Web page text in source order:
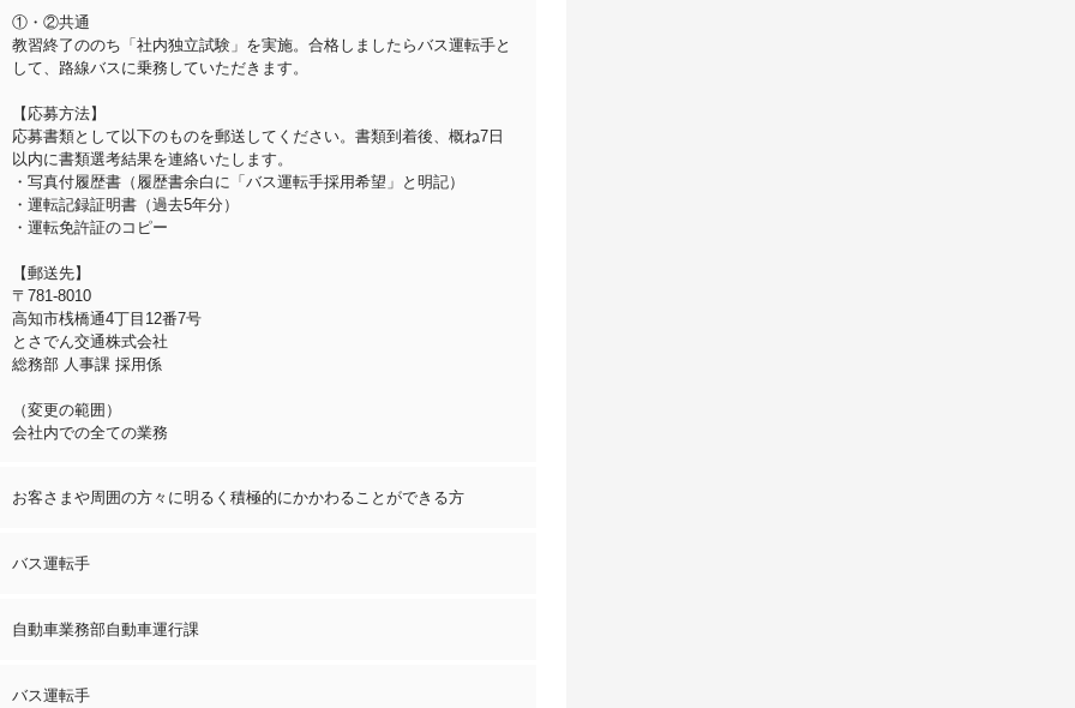
①・②共通
教習終了ののち「社内独立試験」を実施。合格しましたらバス運転手と
して、路線バスに乗務していただきます。
【応募方法】
応募書類として以下のものを郵送してください。書類到着後、概ね7日
以内に書類選考結果を連絡いたします。
・写真付履歴書（履歴書余白に「バス運転手採用希望」と明記）
・運転記録証明書（過去5年分）
・運転免許証のコピー
【郵送先】
〒781-8010
高知市桟橋通4丁目12番7号
とさでん交通株式会社
総務部 人事課 採用係
（変更の範囲）
会社内での全ての業務
お客さまや周囲の方々に明るく積極的にかかわることができる方
バス運転手
自動車業務部自動車運行課
バス運転手